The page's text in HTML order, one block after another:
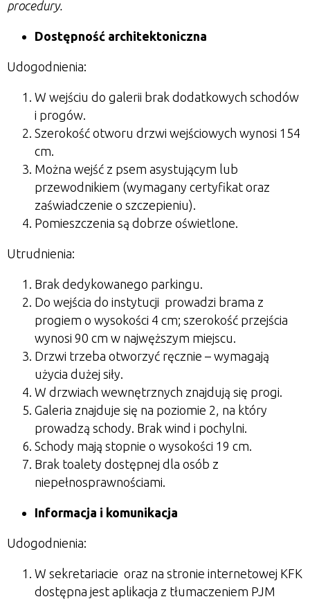
procedury.
Dostępność architektoniczna
Udogodnienia:
W wejściu do galerii brak dodatkowych schodów
i progów.
Szerokość otworu drzwi wejściowych wynosi 154
cm.
Można wejść z psem asystującym lub
przewodnikiem (wymagany certyfikat oraz
zaświadczenie o szczepieniu).
Pomieszczenia są dobrze oświetlone.
Utrudnienia:
Brak dedykowanego parkingu.
Do wejścia do instytucji prowadzi brama z
progiem o wysokości 4 cm; szerokość przejścia
wynosi 90 cm w najwęższym miejscu.
Drzwi trzeba otworzyć ręcznie – wymagają
użycia dużej siły.
W drzwiach wewnętrznych znajdują się progi.
Galeria znajduje się na poziomie 2, na który
prowadzą schody. Brak wind i pochylni.
Schody mają stopnie o wysokości 19 cm.
Brak toalety dostępnej dla osób z
niepełnosprawnościami.
Informacja i komunikacja
Udogodnienia:
W sekretariacie oraz na stronie internetowej KFK
dostępna jest aplikacja z tłumaczeniem PJM